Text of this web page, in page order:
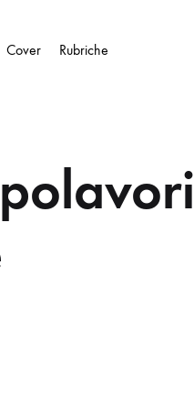
Cover Rubriche